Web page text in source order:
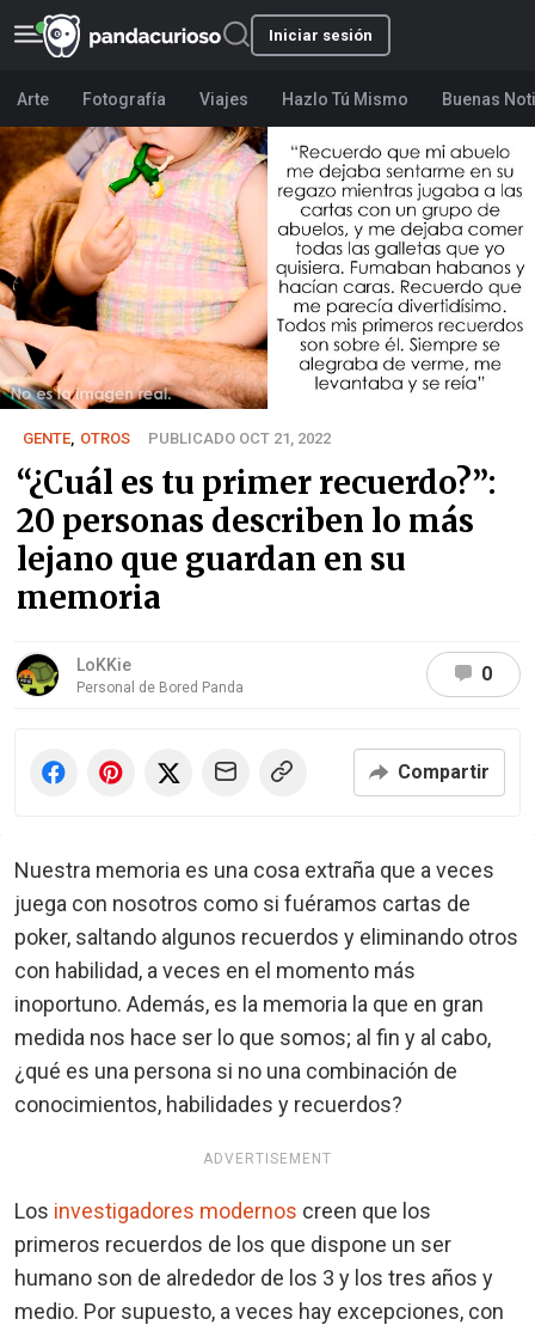
Iniciar sesión
Arte Fotografía Viajes Hazlo Tú Mismo Buenas
GENTE OTROS PUBLICADO OCT 21, 2022
“¿Cuál es tu primer recuerdo?”:
20 personas describen lo más
lejano que guardan en su
memoria
LoKKie
Personal de Bored Panda
0
Compartir
Nuestra memoria es una cosa extraña que a veces
juega con nosotros como si fuéramos cartas de
poker, saltando algunos recuerdos y eliminando otros
con habilidad, a veces en el momento más
inoportuno. Además, es la memoria la que en gran
medida nos hace ser lo que somos; al fin y al cabo,
¿qué es una persona si no una combinación de
conocimientos, habilidades y recuerdos?
ADVERTISEMENT
Los investigadores modernos creen que los
primeros recuerdos de los que dispone un ser
humano son de alrededor de los 3 y los tres años y
medio. Por supuesto, a veces hay excepciones, con